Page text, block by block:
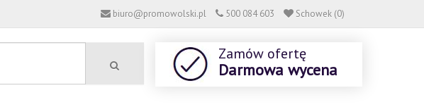
biuro@promowolski.pl 500 084 603 Schowek (0)
Zamów ofertę
Darmowa wycena